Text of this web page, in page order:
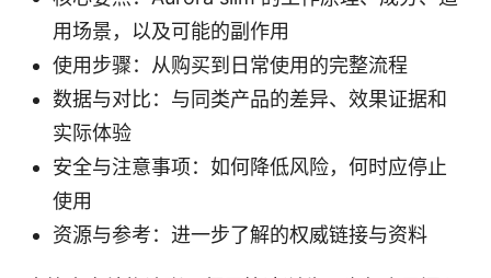
用场景，以及可能的副作用
使用步骤：从购买到日常使用的完整流程
数据与对比：与同类产品的差异、效果证据和
实际体验
安全与注意事项：如何降低风险，何时应停止
使用
资源与参考：进一步了解的权威链接与资料